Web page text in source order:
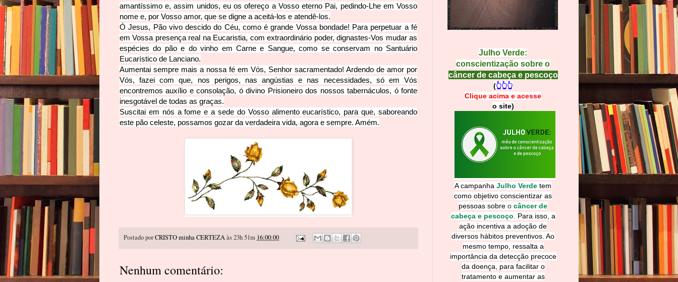
amantíssimo e, assim unidos, eu os ofereço a Vosso eterno Pai, pedindo-­Lhe em Vosso
nome e, por Vosso amor, que se digne a aceitá-­los e atendê-­los.
Ó Jesus, Pão vivo descido do Céu, como é grande Vossa bondade! Para perpetuar a fé
em Vossa presença real na Eucaristia, com extraordinário poder, dignastes-Vos mudar as
espécies do pão e do vinho em Carne e Sangue, como se conservam no Santuário
Eucarístico de Lanciano.
Aumentai sempre mais a nossa fé em Vós, Senhor sacramentado! Ardendo de amor por
Vós, fazei com que, nos perigos, nas angústias e nas necessidades, só em Vós
encontremos auxílio e consolação, ó divino Prisioneiro dos nossos tabernáculos, ó fonte
inesgotável de todas as graças.
Suscitai em nós a fome e a sede do Vosso alimentoeucarístico, para que, saboreando
este pão celeste, possamos gozar da verdadeira vida, agora e sempre. Amém.
Postado porCRISTO minha CERTEZAàs 23h 51m 16:00:00
Nenhum comentário:
Julho Verde:
conscientização sobre o
câncer de cabeça e pescoço
(👆👆👆
Clique acima e acesse
o site)
A campanha Julho Verde tem
como objetivo conscientizar as
pessoas sobre o câncer de
cabeça e pescoço
Para isso, a
ação incentiva a adoção de
diversos hábitos preventivos. Ao
mesmo tempo, ressalta a
importância da detecção precoce
da doença, para facilitar o
tratamento e aumentar as